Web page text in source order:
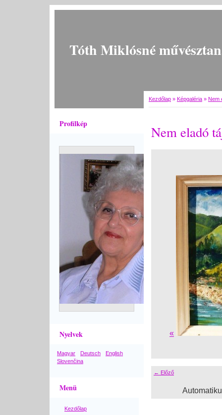
Tóth Miklósné
Profilkép
Nyelvek
Magyar Deutsch
English
Slovenčina
Menü
Kezdőlap
Kezdőlap » Képgaléria » Nem
Nem eladó
«
← Előző